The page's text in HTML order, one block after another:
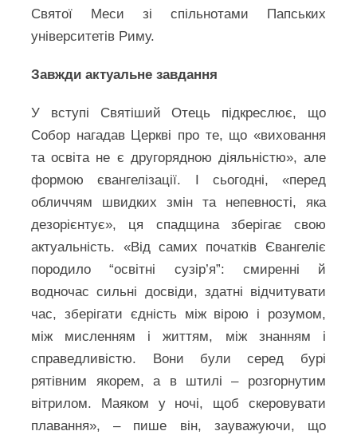
Святої Меси зі спільнотами Папських
університетів Риму.
Завжди актуальне завдання
У вступі Святіший Отець підкреслює, що
Собор нагадав Церкві про те, що «виховання
та освіта не є другорядною діяльністю», але
формою євангелізації. І сьогодні, «перед
обличчям швидких змін та непевності, яка
дезорієнтує», ця спадщина зберігає свою
актуальність. «Від самих початків Євангеліє
породило “освітні сузір’я”: смиренні й
водночас сильні досвіди, здатні відчитувати
час, зберігати єдність між вірою і розумом,
між мисленням і життям, між знанням і
справедливістю. Вони були серед бурі
рятівним якорем, а в штилі – розгорнутим
вітрилом. Маяком у ночі, щоб скеровувати
плавання», – пише він, зауважуючи, що